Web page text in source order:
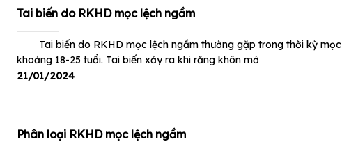
Tai biến do RKHD mọc lệch ngầm
Tai biến do RKHD mọc lệch ngầm thường gặp trong thời kỳ mọc
khoảng 18-25 tuổi. Tai biến xảy ra khi răng khôn mở
21/01/2024
Phân loại RKHD mọc lệch ngầm